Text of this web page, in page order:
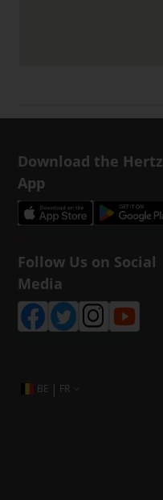
Download the Hertz
App
Follow Us on Social
Media
BE | FR